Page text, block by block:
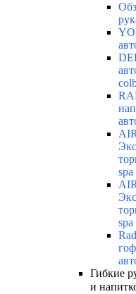
spa
spa
Гибкие
и